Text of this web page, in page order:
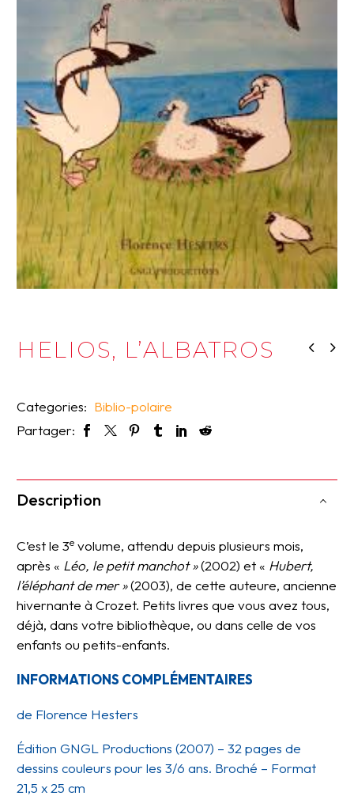
HELIOS, L’ALBATROS
Categories: Biblio-polaire
Partager:
Description
C’est le 3e volume, attendu depuis plusieurs mois,
après « Léo, le petit manchot »(2002) et « Hubert,
l’éléphant de mer »(2003), de cette auteure, ancienne
hivernante à Crozet. Petits livres que vous avez tous,
déjà, dans votre bibliothèque, ou dans celle de vos
enfants ou petits-enfants.
INFORMATIONS COMPLÉMENTAIRES
de Florence Hesters
Édition GNGL Productions (2007) – 32 pages de
dessins couleurs pour les 3/6 ans. Broché – Format
21,5 x 25 cm